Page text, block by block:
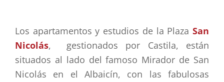
Los apartamentos y estudios de la Plaza San
Nicolás, gestionados por Castila, están
situados al lado del famoso Mirador de San
Nicolás en el Albaicín, con las fabulosas